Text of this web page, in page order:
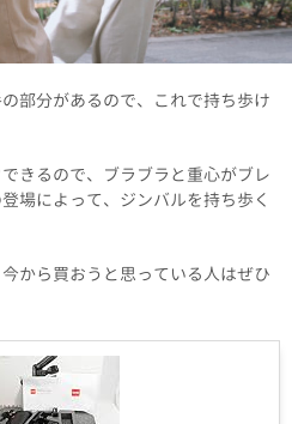
部分があるので、これで持ち歩け
きるので、ブラブラと重心がブレ
場によって、ジンバルを持ち歩く
から買おうと思っている人はぜひ